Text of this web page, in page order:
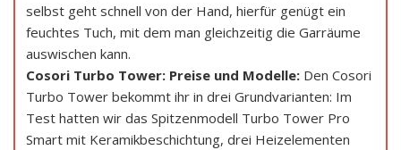
selbst geht schnell von der Hand, hierfür genügt ein
feuchtes Tuch, mit dem man gleichzeitig die Garräume
auswischen kann.
Cosori Turbo Tower: Preise und Modelle: Den Cosori
Turbo Tower bekommt ihr in drei Grundvarianten: Im
Test hatten wir das Spitzenmodell Turbo Tower Pro
Smart mit Keramikbeschichtung, drei Heizelementen